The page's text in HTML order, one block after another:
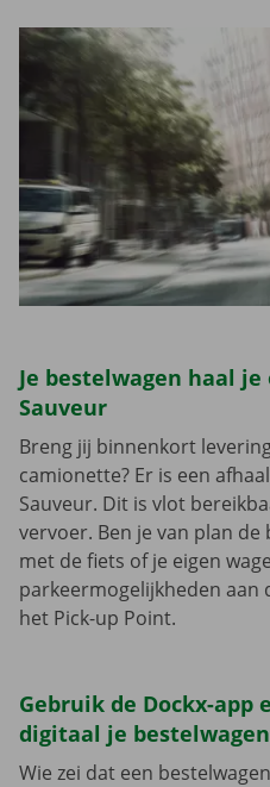
Je bestelwagen haal
Sauveur
Breng jij binnenkort
camionette? Er is een
Sauveur. Dit is vlot
vervoer. Ben je van plan
met de fiets of je eigen
parkeermogelijkheden aan
het Pick-up Point.
Gebruik de Dockx-app
digitaal je bestelwagen
Wie zei dat een